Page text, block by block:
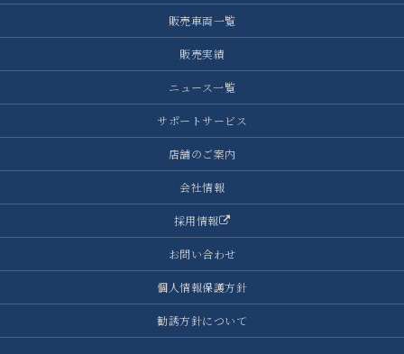
販売車両一覧
販売実績
ニュース一覧
サポートサービス
店舗のご案内
会社情報
採用情報
お問い合わせ
個人情報保護方針
勧誘方針について